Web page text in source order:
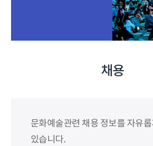
채용
문화예술관련 채용 정보를 자유
있습니다.